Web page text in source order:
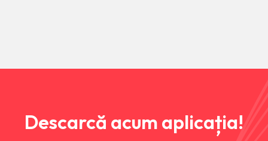
Descarcă acum aplicația!